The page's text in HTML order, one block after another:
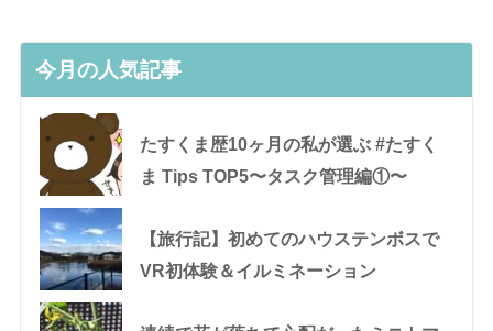
今月の人気記事
たすくま歴10ヶ月の私が選ぶ #たすく
ま Tips TOP5〜タスク管理編①〜
【旅行記】初めてのハウステンボスで
VR初体験＆イルミネーション